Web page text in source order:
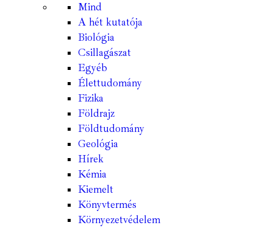
Mind
A hét kutatója
Biológia
Csillagászat
Egyéb
Élettudomány
Fizika
Földrajz
Földtudomány
Geológia
Hírek
Kémia
Kiemelt
Könyvtermés
Környezetvédelem